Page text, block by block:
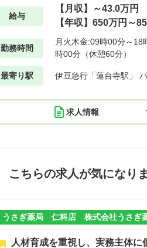
給与
【月収】～43.0万円
【年収】650万円～
勤務時間
月火木金:09時00分～
時00分（休憩60分）
最寄り駅 伊豆急行「蓮台寺駅」
求人情報
こちらの求人が気になり
うさぎ薬局 仁科店 株式会社うさぎ
人材育成を重視し、実務主体に